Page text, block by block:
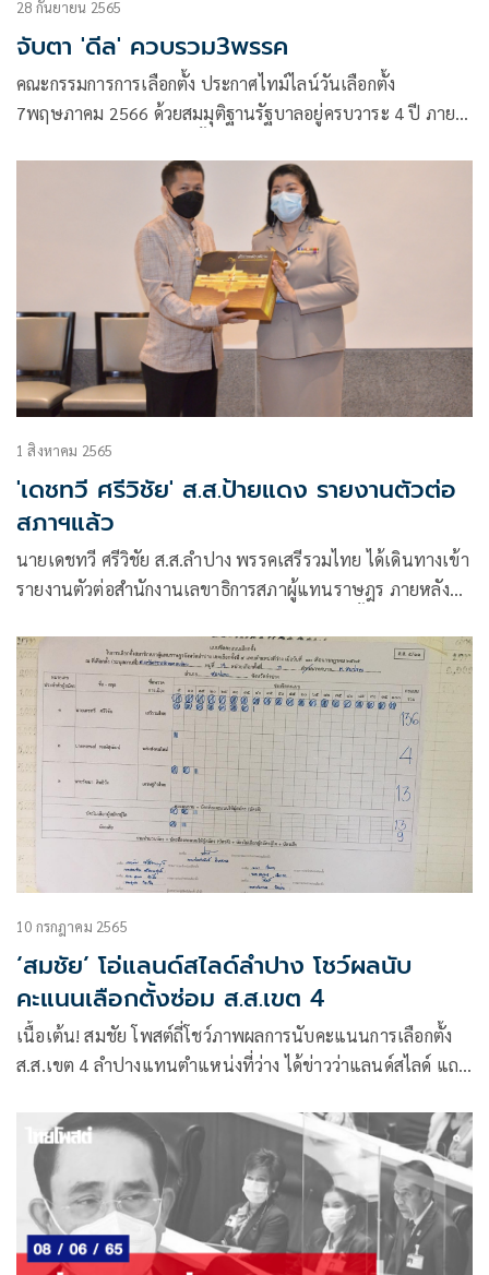
28 กันยายน 2565
จับตา 'ดีล' ควบรวม3พรรค
คณะกรรมการการเลือกตั้ง ประกาศไทม์ไลน์วันเลือกตั้ง
7พฤษภาคม 2566 ด้วยสมมุติฐานรัฐบาลอยู่ครบวาระ 4 ปี ภาย
ที่มองกันว่า ด้วยระบบเลือกตั้งเช่นนี้ มีแนวโน้มเข้าทาง
พรรคการเมืองขนาดใหญ่ ที่มีฐานเสียงแน่นหนาอยู่แล้ว
1 สิงหาคม 2565
'เดชทวี ศรีวิชัย' ส.ส.ป้ายแดง รายงานตัวต่อ
สภาฯแล้ว
นายเดชทวี ศรีวิชัย ส.ส.ลำปาง พรรคเสรีรวมไทย ได้เดินทางเข้า
รายงานตัวต่อสำนักงานเลขาธิการสภาผู้แทนราษฎร ภายหลัง
10 กรกฎาคม 2565
‘สมชัย’ โอ่แลนด์สไลด์ลำปาง โชว์ผลนับ
คะแนนเลือกตั้งซ่อม ส.ส.เขต 4
เนื้อเต้น! สมชัย โพสต์ถี่โชว์ภาพผลการนับคะแนนการเลือกตั้ง
ส.ส.เขต 4 ลำปางแทนตำแหน่งที่ว่าง ได้ข่าวว่าแลนด์สไลด์ แถว